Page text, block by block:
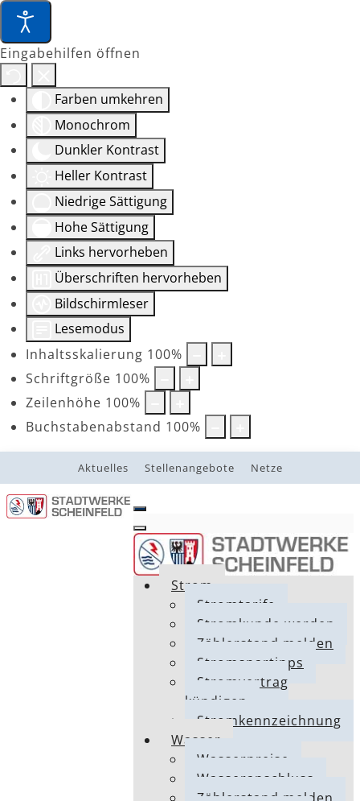
Eingabehilfen öffnen
Farben umkehren
Monochrom
Dunkler Kontrast
Heller Kontrast
Niedrige Sättigung
Hohe Sättigung
Links hervorheben
Überschriften hervorheben
Bildschirmleser
Lesemodus
Inhaltsskalierung 100%
Schriftgröße 100%
Zeilenhöhe 100%
Buchstabenabstand 100%
Aktuelles Stellenangebote Netze
Strom
Stromtarife
Stromkunde werden
Zählerstand melden
Stromspartipps
Stromvertrag
kündigen
Stromkennzeichnung
Wasser
Wasserpreise
Wasseranschluss
Zählerstand melden